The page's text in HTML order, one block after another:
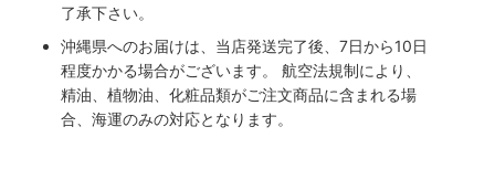
了承下さい。
沖縄県へのお届けは、当店発送完了後、7日から10日
程度かかる場合がございます。 航空法規制により、
精油、植物油、化粧品類がご注文商品に含まれる場
合、海運のみの対応となります。